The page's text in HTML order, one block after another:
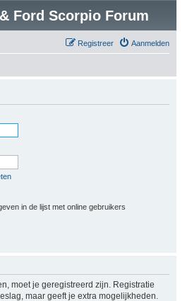
Ford Scorpio Forum
Aanmelden
Registreer
in de lijst met online gebruikers
moet je geregistreerd zijn. Registratie
maar geeft je extra mogelijkheden.